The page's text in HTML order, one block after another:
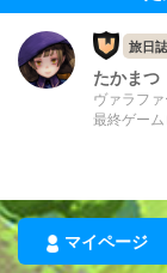
旅日
たかまつ
ヴァラフ
最終ゲー
マイページ